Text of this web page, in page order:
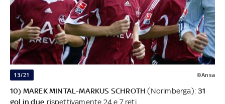
13/21 ©Ansa
10) MAREK MINTAL-MARKUS SCHROTH(Norimberga):31
gol in due , rispettivamente 24 e 7 reti